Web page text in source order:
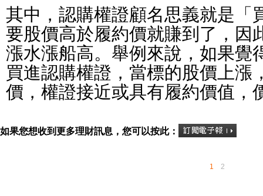
其中，認購權證顧名思義就是「
要股價高於履約價就賺到了，因
漲水漲船高。舉例來說，如果覺
買進認購權證，當標的股價上漲
價，權證接近或具有履約價值，
如果您想收到更多理財訊息，您可以按此：
1 2